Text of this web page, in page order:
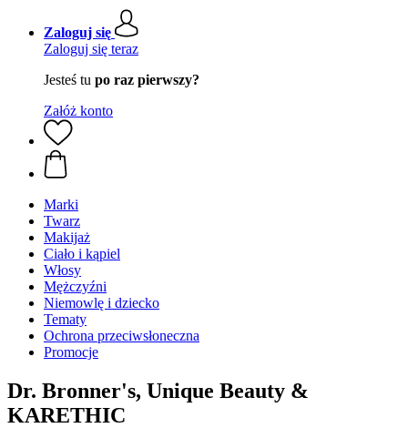
Zaloguj się
Zaloguj się teraz
Jesteś tu po raz pierwszy?
Załóż konto
Marki
Twarz
Makijaż
Ciało i kąpiel
Włosy
Mężczyźni
Niemowlę i dziecko
Tematy
Ochrona przeciwsłoneczna
Promocje
Dr. Bronner's, Unique Beauty &
KARETHIC